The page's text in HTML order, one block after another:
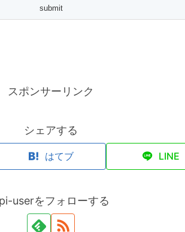
スポンサーリンク
シェアする
はてブ LINE
userをフォローする